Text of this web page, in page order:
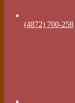
(4872) 700-258